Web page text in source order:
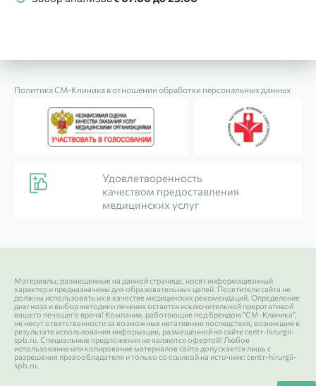
Политика СМ‑Клиника в отношении обработки персональных данных
Удовлетворенность
качеством предоставления
медицинских услуг
Материалы, размещенные на данной странице, носят информационный
характер и предназначены для образовательных целей. Посетители сайта не
должны использовать их в качестве медицинских рекомендаций. Определение
диагноза и выбор методики лечения остается исключительной прерогативой
вашего лечащего врача! Компании, работающие под брендом "СМ-Клиника",
не несут ответственности за возможные негативные последствия, возникшие в
результате использования информации, размещенной на сайте centr-hirurgii-
spb.ru. Специальные предложения не являются офертой! Любое
использование или копирование материалов сайта допускается лишь с
разрешения правообладателя и только со ссылкой на источник: centr-hirurgii-
spb.ru.